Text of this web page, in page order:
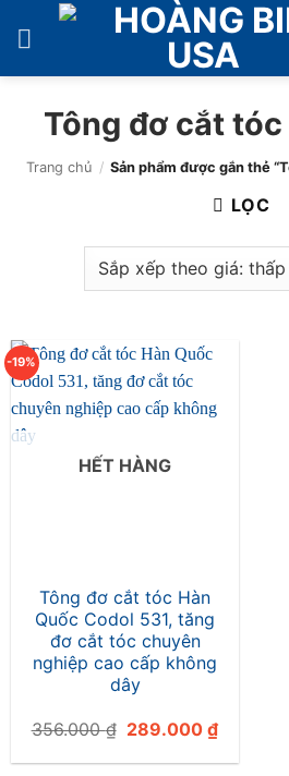
Tông đơ cắt
Trang chủ / Sản phẩm được gắn thẻ
LỌC
-19%
HẾT HÀNG
Tông đơ cắt tóc Hàn
Quốc Codol 531, tăng
đơ cắt tóc chuyên
nghiệp cao cấp không
dây
356.000₫ Giá
là:
289.000₫Giá
tại